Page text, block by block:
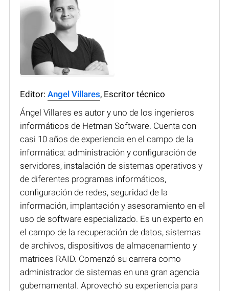
Editor: Angel Villares, Escritor técnico
Ángel Villares es autor y uno de los ingenieros
informáticos de Hetman Software. Cuenta con
casi 10 años de experiencia en el campo de la
informática: administración y configuración de
servidores, instalación de sistemas operativos y
de diferentes programas informáticos,
configuración de redes, seguridad de la
información, implantación y asesoramiento en el
uso de software especializado. Es un experto en
el campo de la recuperación de datos, sistemas
de archivos, dispositivos de almacenamiento y
matrices RAID. Comenzó su carrera como
administrador de sistemas en una gran agencia
gubernamental. Aprovechó su experiencia para